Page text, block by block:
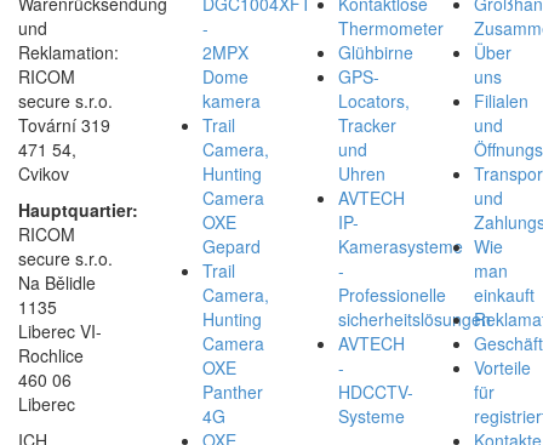
und
Reklamation:
RICOM
secure s.r.o.
Tovární 319
471 54,
Cvikov
Hauptquartier:
RICOM
secure s.r.o.
Na Bělidle
1135
Liberec VI-
Rochlice
460 06
Liberec
ICH
-
2MPX
Dome
kamera
Trail
Camera,
Hunting
Camera
OXE
Gepard
Trail
Camera,
Hunting
Camera
OXE
Panther
4G
OXE
Thermometer
Glühbirne
GPS-
Locators,
Tracker
und
Uhren
AVTECH
IP-
Kamerasysteme
-
Professionelle
sicherheitslösungen
AVTECH
-
HDCCTV-
Systeme
Über
uns
Filialen
und
und
Wie
man
einkauft
Vorteile
für
Kontakte